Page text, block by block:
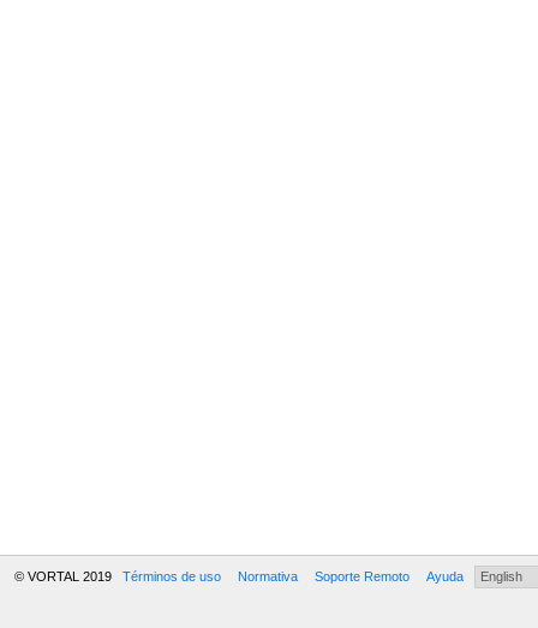
© VORTAL 2019 Términos de uso Normativa Soporte Remoto Ayuda